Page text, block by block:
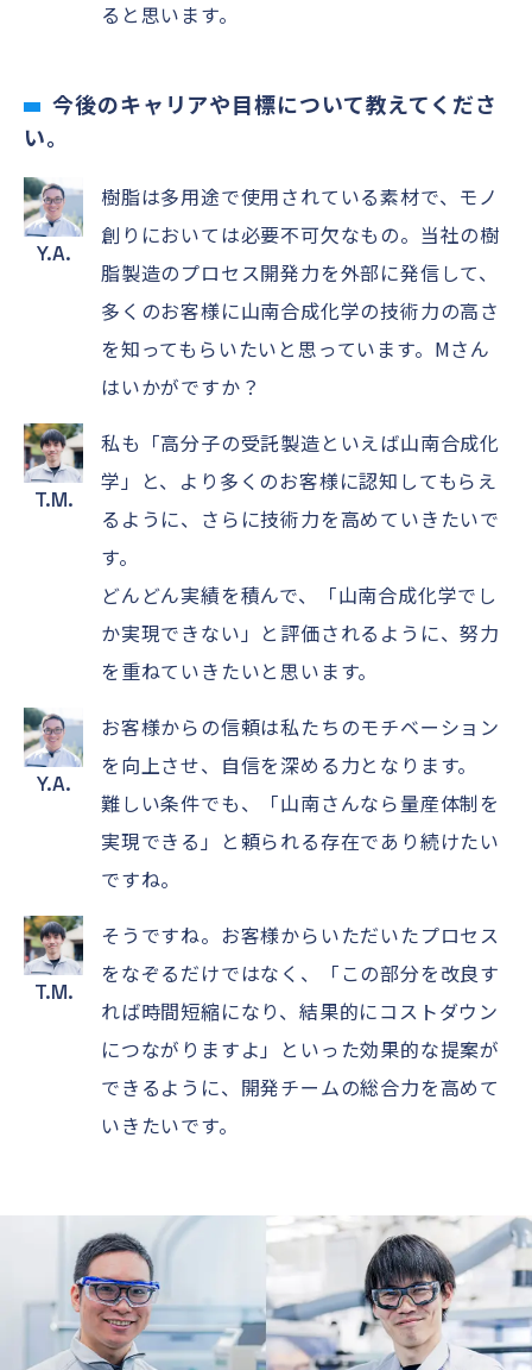
ると思います。
今後のキャリアや目標について教えてくださ
い。
Y.A.
樹脂は多用途で使用されている素材で、モノ
創りにおいては必要不可欠なもの。当社の樹
脂製造のプロセス開発力を外部に発信して、
多くのお客様に山南合成化学の技術力の高さ
を知ってもらいたいと思っています。Mさん
はいかがですか？
T.M.
私も「高分子の受託製造といえば山南合成化
学」と、より多くのお客様に認知してもらえ
るように、さらに技術力を高めていきたいで
す。
どんどん実績を積んで、「山南合成化学でし
か実現できない」と評価されるように、努力
を重ねていきたいと思います。
Y.A.
お客様からの信頼は私たちのモチベーション
を向上させ、自信を深める力となります。
難しい条件でも、「山南さんなら量産体制を
実現できる」と頼られる存在であり続けたい
ですね。
T.M.
そうですね。お客様からいただいたプロセス
をなぞるだけではなく、「この部分を改良す
れば時間短縮になり、結果的にコストダウン
につながりますよ」といった効果的な提案が
できるように、開発チームの総合力を高めて
いきたいです。